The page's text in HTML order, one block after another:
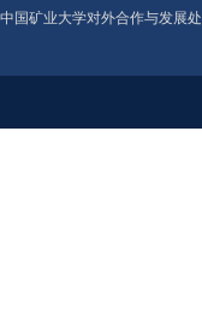
中国矿业大学对外合作与发展处